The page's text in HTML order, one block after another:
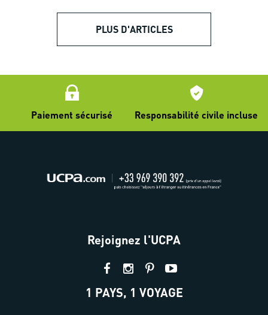
PLUS D'ARTICLES
Paiement sécurisé Responsabilité civile incluse
Rejoignez l'UCPA
1 PAYS, 1 VOYAGE